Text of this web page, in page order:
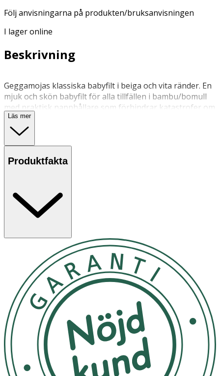
Följ anvisningarna på produkten/bruksanvisningen
I lager online
Beskrivning
Geggamojas klassiska babyfilt i beiga och vita ränder. En
mjuk och skön babyfilt för alla tillfällen i bambu/bomull
med praktisk napphållare som förhindrar katastrofer om
nappen försvinner. 75x75 cm
Följ anvisningarna på produkten/bruksanvisningen
Läs mer
Produktfakta